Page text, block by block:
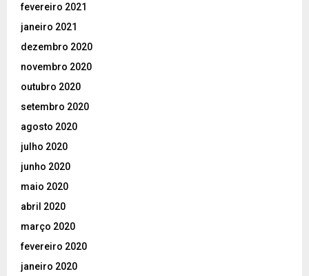
fevereiro 2021
janeiro 2021
dezembro 2020
novembro 2020
outubro 2020
setembro 2020
agosto 2020
julho 2020
junho 2020
maio 2020
abril 2020
março 2020
fevereiro 2020
janeiro 2020